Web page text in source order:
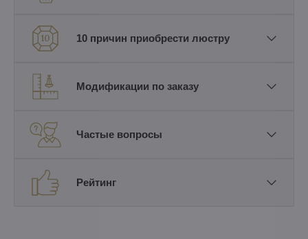
10 причин приобрести люстру
Модификации по заказу
Частые вопросы
Рейтинг